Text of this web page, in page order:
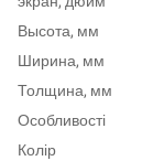
Высота, мм
Ширина, мм
Толщина, мм
Особливості
Колір